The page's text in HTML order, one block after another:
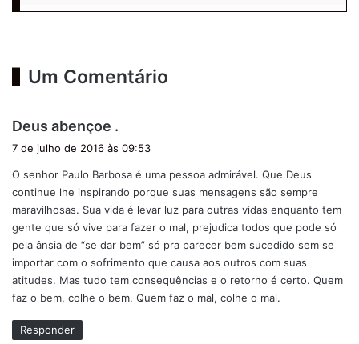
Um Comentário
Deus abençoe .
s
e
:
7 de julho de 2016 às 09:53
O senhor Paulo Barbosa é uma pessoa admirável. Que Deus
continue lhe inspirando porque suas mensagens são sempre
maravilhosas. Sua vida é levar luz para outras vidas enquanto tem
gente que só vive para fazer o mal, prejudica todos que pode só
pela ânsia de “se dar bem” só pra parecer bem sucedido sem se
importar com o sofrimento que causa aos outros com suas
atitudes. Mas tudo tem consequências e o retorno é certo. Quem
faz o bem, colhe o bem. Quem faz o mal, colhe o mal.
Responder